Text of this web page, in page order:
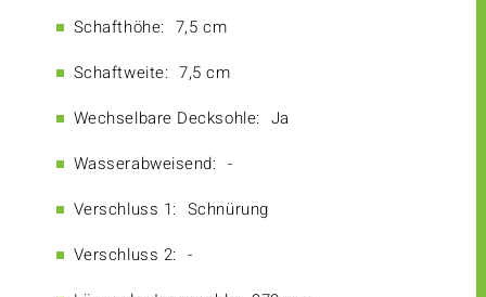
Schafthöhe: 7,5 cm
Schaftweite: 7,5 cm
Wechselbare Decksohle: Ja
Wasserabweisend: -
Verschluss 1: Schnürung
Verschluss 2: -